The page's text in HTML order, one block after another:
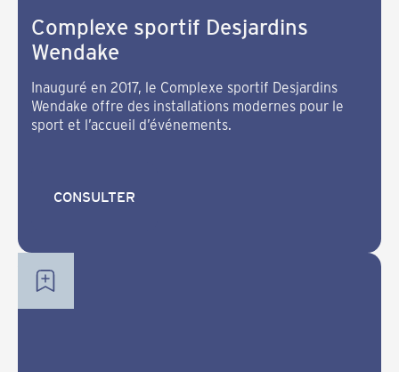
Complexe sportif Desjardins
Wendake
Inauguré en 2017, le Complexe sportif Desjardins
Wendake offre des installations modernes pour le
sport et l’accueil d’événements.
CONSULTER
CONSULTER